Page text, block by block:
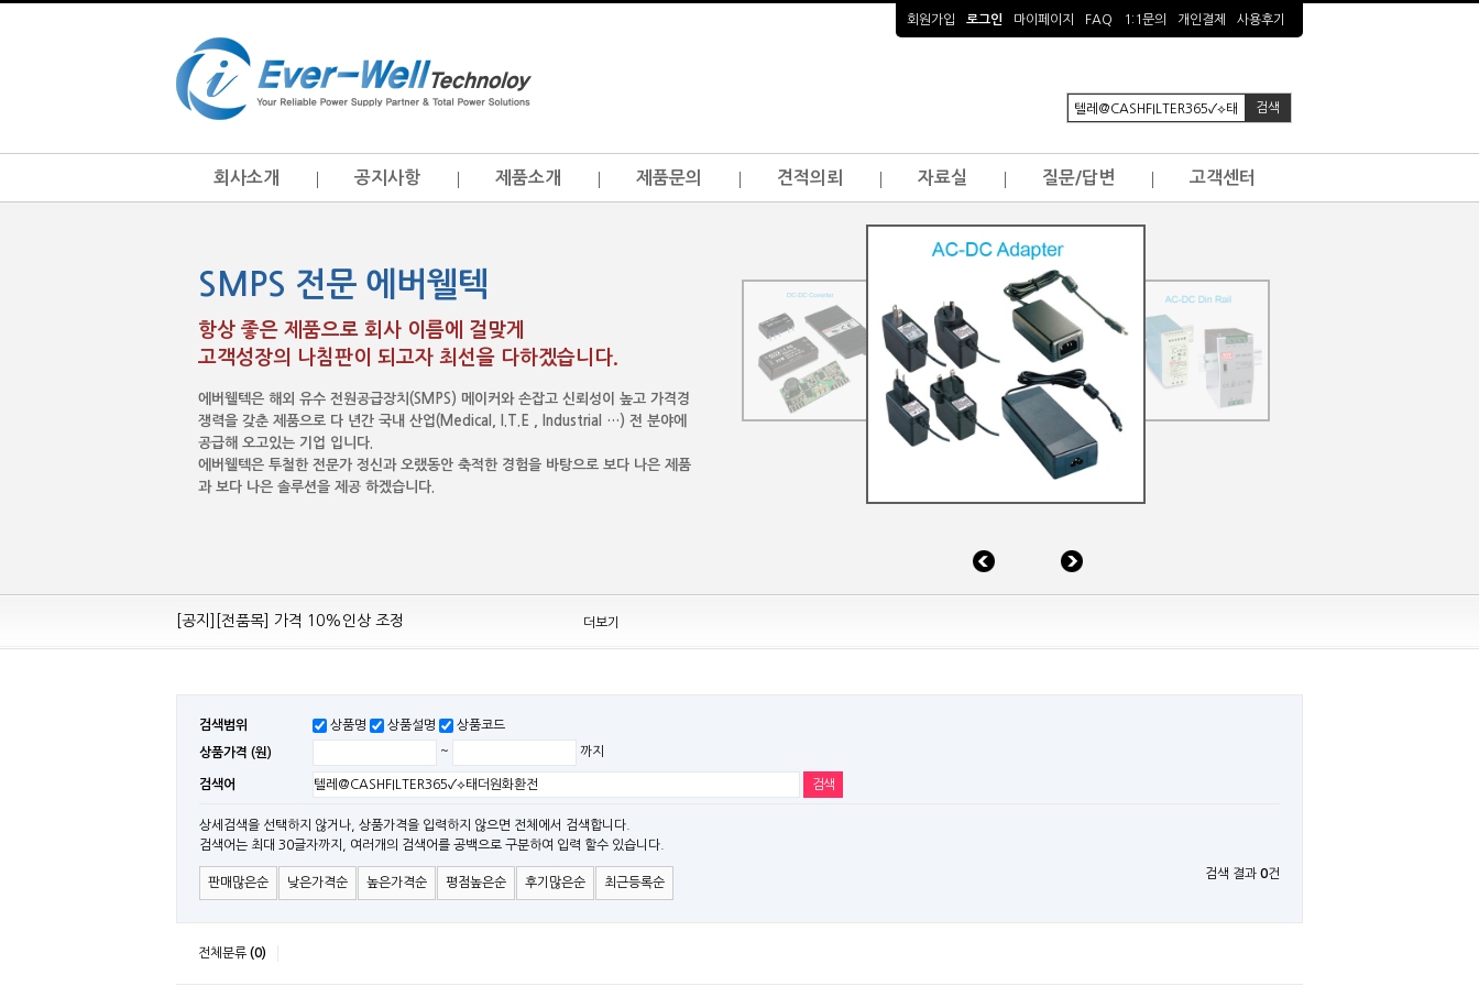
회원가입 로그인 마이페이지 FAQ 1:1문의 개인결제 사용후기
회사소개 공지사항 제품소개 제품문의 견적의뢰 자료실 질문/답변 고객센터
SMPS 전문 에버웰텍
항상 좋은 제품으로 회사 이름에 걸맞게
고객성장의 나침판이 되고자 최선을 다하겠습니다.
에버웰텍은 해외 유수 전원공급장치(SMPS) 메이커와 손잡고 신뢰성이 높고 가격경
쟁력을 갖춘 제품으로 다 년간 국내 산업(Medical, I.T.E , Industrial …) 전 분야에
공급해 오고있는 기업 입니다.
에버웰텍은 투철한 전문가 정신과 오랬동안 축적한 경험을 바탕으로 보다 나은 제품
과 보다 나은 솔루션을 제공 하겠습니다.
[공지][Mean Well 제품 전품목] 10% 가격 인하 조정
[공지][전품목] 가격 10%인상 조정
[공지][민웰] 전품목 가격 조정의건
[민웰] RS 모델 출시
[공지]SMPS 저가형 [기획상품] 출시
[공지]12W~300W Medical Adapter"2017 NEW MODEL"[ADT] 출시
[공지][민웰] [민웰] 인버터 "정현파 / 유사 정현파" 시리즈 제품을 출시
[공지][민웰] LED 방수형 (CLG / CEN / HLG)시리즈 제품 출시
더보기
검색범위 상품명 상품설명 상품코드
상품가격 (원) ~ 까지
검색어
상세검색을 선택하지 않거나, 상품가격을 입력하지 않으면 전체에서 검색합니다.
검색어는 최대 30글자까지, 여러개의 검색어를 공백으로 구분하여 입력 할수 있습니다.
판매많은순 낮은가격순 높은가격순 평점높은순 후기많은순 최근등록순
검색 결과 0건
전체분류 (0)